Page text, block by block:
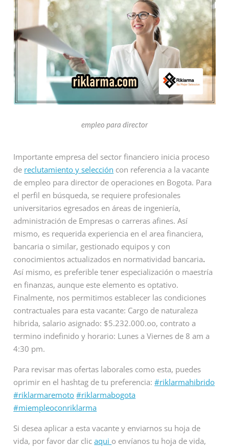
empleo para director
Importante empresa del sector financiero inicia proceso
de reclutamiento y selección con referencia a la vacante
de empleo para director de operaciones en Bogota. Para
el perfil en búsqueda, se requiere profesionales
universitarios egresados en áreas de ingeniería,
administración de Empresas o carreras afines. Así
mismo, es requerida experiencia en el area financiera,
bancaria o similar, gestionado equipos y con
conocimientos actualizados en normatividad bancaria.
Así mismo, es preferible tener especialización o maestría
en finanzas, aunque este elemento es optativo.
Finalmente, nos permitimos establecer las condiciones
contractuales para esta vacante: Cargo de naturaleza
hibrida, salario asignado: $5.232.000.oo, contrato a
termino indefinido y horario: Lunes a Viernes de 8 am a
4:30 pm.
Para revisar mas ofertas laborales como esta, puedes
oprimir en el hashtag de tu preferencia:#riklarmahibrido
#riklarmaremoto #riklarmabogota
#miempleoconriklarma
Si desea aplicar a esta vacante y enviarnos su hoja de
vida, por favor dar clicaqui o envíanos tu hoja de vida,